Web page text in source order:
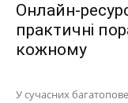
Онлайн-
практичні
кожному
У сучасних